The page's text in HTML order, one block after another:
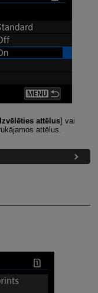
attēlus] vai
attēlus.